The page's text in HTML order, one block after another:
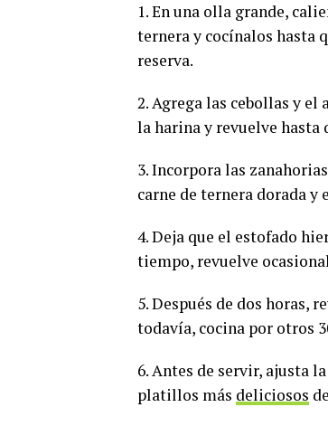
1. En una olla grande,
ternera y cocínalos hasta
reserva.
2. Agrega las cebollas y el
la harina y revuelve hasta
3. Incorpora las
carne de ternera dorada y
4. Deja que el estofado
tiempo, revuelve
5. Después de dos horas,
todavía, cocina por otros
6. Antes de servir, ajusta
platillos más deliciosos